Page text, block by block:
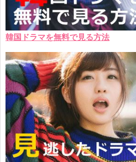
韓国ドラマを無料で見る方法